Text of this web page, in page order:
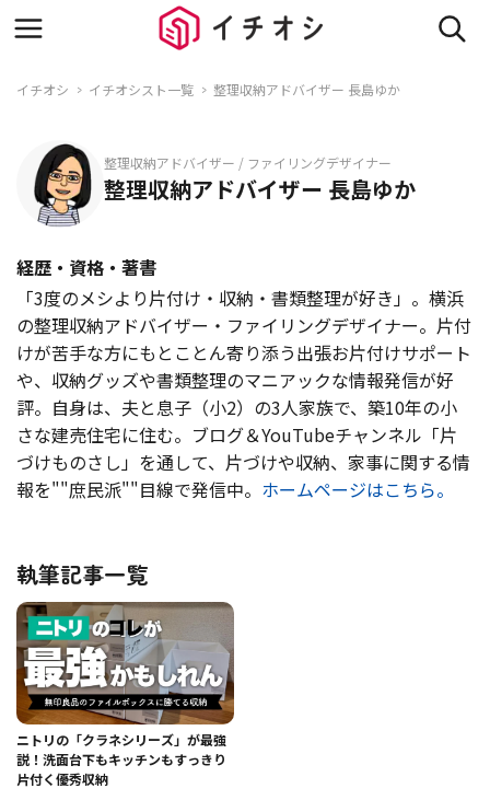
イチオシ イチオシスト一覧 整理収納アドバイザー 長島ゆか
整理収納アドバイザー / ファイリングデザイナー
整理収納アドバイザー 長島ゆか
経歴・資格・著書
「3度のメシより片付け・収納・書類整理が好き」。横浜
の整理収納アドバイザー・ファイリングデザイナー。片付
けが苦手な方にもとことん寄り添う出張お片付けサポート
や、収納グッズや書類整理のマニアックな情報発信が好
評。自身は、夫と息子（小2）の3人家族で、築10年の小
さな建売住宅に住む。ブログ＆YouTubeチャンネル「片
づけものさし」を通して、片づけや収納、家事に関する情
報を""庶民派""目線で発信中。 ホームページはこちら。
執筆記事一覧
ニトリの「クラネシリーズ」が最強
説！洗面台下もキッチンもすっきり
片付く優秀収納